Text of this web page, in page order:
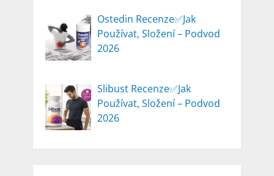
Ostedin Recenze✅Jak
Používat, Složení – Podvod
2026
Slibust Recenze✅Jak
Používat, Složení – Podvod
2026